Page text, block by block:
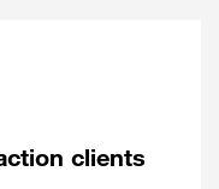
clients